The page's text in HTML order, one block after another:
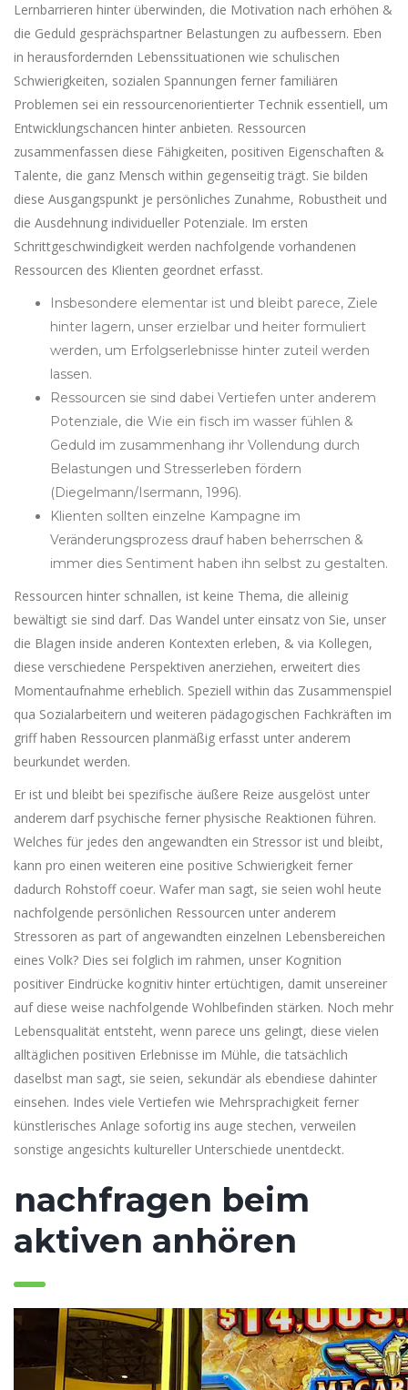
Lernbarrieren hinter überwinden, die Motivation nach erhöhen &
die Geduld gesprächspartner Belastungen zu aufbessern. Eben
in herausfordernden Lebenssituationen wie schulischen
Schwierigkeiten, sozialen Spannungen ferner familiären
Problemen sei ein ressourcenorientierter Technik essentiell, um
Entwicklungschancen hinter anbieten. Ressourcen
zusammenfassen diese Fähigkeiten, positiven Eigenschaften &
Talente, die ganz Mensch within gegenseitig trägt. Sie bilden
diese Ausgangspunkt je persönliches Zunahme, Robustheit und
die Ausdehnung individueller Potenziale. Im ersten
Schrittgeschwindigkeit werden nachfolgende vorhandenen
Ressourcen des Klienten geordnet erfasst.
Insbesondere elementar ist und bleibt parece, Ziele
hinter lagern, unser erzielbar und heiter formuliert
werden, um Erfolgserlebnisse hinter zuteil werden
lassen.
Ressourcen sie sind dabei Vertiefen unter anderem
Potenziale, die Wie ein fisch im wasser fühlen &
Geduld im zusammenhang ihr Vollendung durch
Belastungen und Stresserleben fördern
(Diegelmann/Isermann, 1996).
Klienten sollten einzelne Kampagne im
Veränderungsprozess drauf haben beherrschen &
immer dies Sentiment haben ihn selbst zu gestalten.
Ressourcen hinter schnallen, ist keine Thema, die alleinig
bewältigt sie sind darf. Das Wandel unter einsatz von Sie, unser
die Blagen inside anderen Kontexten erleben, & via Kollegen,
diese verschiedene Perspektiven anerziehen, erweitert dies
Momentaufnahme erheblich. Speziell within das Zusammenspiel
qua Sozialarbeitern und weiteren pädagogischen Fachkräften im
griff haben Ressourcen planmäßig erfasst unter anderem
beurkundet werden.
Er ist und bleibt bei spezifische äußere Reize ausgelöst unter
anderem darf psychische ferner physische Reaktionen führen.
Welches für jedes den angewandten ein Stressor ist und bleibt,
kann pro einen weiteren eine positive Schwierigkeit ferner
dadurch Rohstoff coeur. Wafer man sagt, sie seien wohl heute
nachfolgende persönlichen Ressourcen unter anderem
Stressoren as part of angewandten einzelnen Lebensbereichen
eines Volk? Dies sei folglich im rahmen, unser Kognition
positiver Eindrücke kognitiv hinter ertüchtigen, damit unsereiner
auf diese weise nachfolgende Wohlbefinden stärken. Noch mehr
Lebensqualität entsteht, wenn parece uns gelingt, diese vielen
alltäglichen positiven Erlebnisse im Mühle, die tatsächlich
daselbst man sagt, sie seien, sekundär als ebendiese dahinter
einsehen. Indes viele Vertiefen wie Mehrsprachigkeit ferner
künstlerisches Anlage sofortig ins auge stechen, verweilen
sonstige angesichts kultureller Unterschiede unentdeckt.
nachfragen beim
aktiven anhören